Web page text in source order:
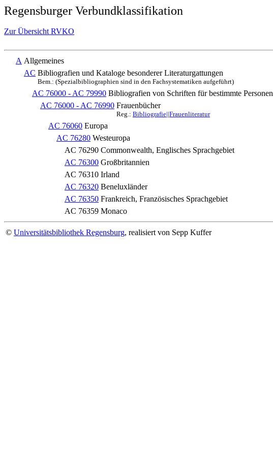
Regensburger Verbundklassifikation
Zur Übersicht RVKO
A Allgemeines
AC Bibliografien und Kataloge besonderer Literaturgattungen
Bem.: (Spezialbibliographien sind in den Fachsystematiken aufgeführt)
AC 76000 - AC 79990 Bibliografien von Schriften für bestimmte Personen
AC 76000 - AC 76990 Frauenbücher
Reg.: Bibliografie||Frauenliteratur
AC 76060 Europa
AC 76280 Westeuropa
AC 76290 Commonwealth, Englisches Sprachgebiet
AC 76300 Großbritannien
AC 76310 Irland
AC 76320 Beneluxländer
AC 76350 Frankreich, Französisches Sprachgebiet
AC 76359 Monaco
© Universitätsbibliothek Regensburg, realisiert von Sepp Kuffer